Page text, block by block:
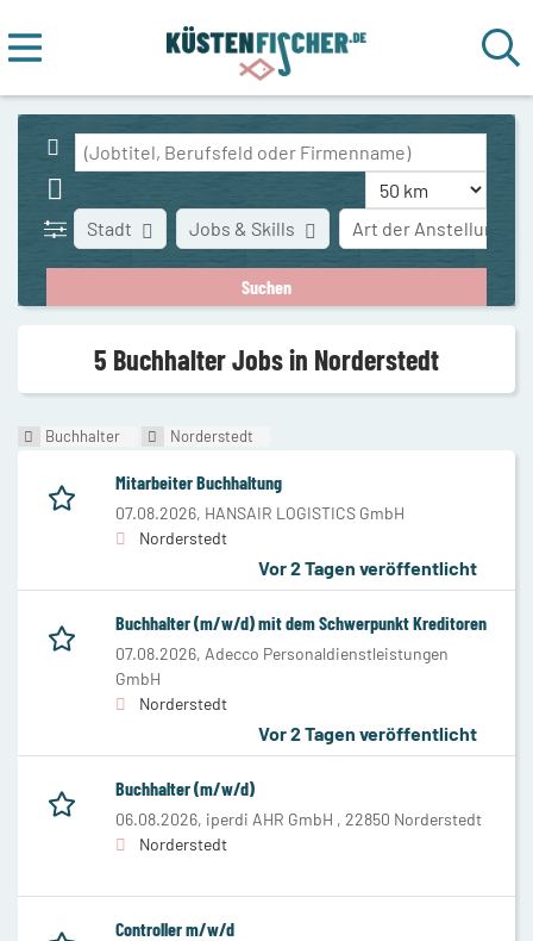
Stadt Art der Anstellung
Jobs & Skills
5 Buchhalter Jobs in Norderstedt
Buchhalter Norderstedt
Mitarbeiter Buchhaltung
07.08.2026, HANSAIR LOGISTICS GmbH
Norderstedt
Vor 2 Tagen veröffentlicht
Buchhalter (m/w/d) mit dem Schwerpunkt Kreditoren
07.08.2026, Adecco Personaldienstleistungen
GmbH
Norderstedt
Vor 2 Tagen veröffentlicht
Buchhalter (m/w/d)
06.08.2026, iperdi AHR GmbH , 22850 Norderstedt
Norderstedt
Controller m/w/d